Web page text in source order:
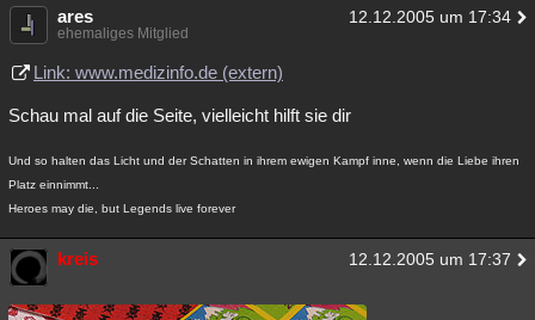
Lesenswert
ares 12.12.2005 um 17:34
ehemaliges Mitglied
Link: www.medizinfo.de (extern)
Schau mal auf die Seite, vielleicht hilft sie dir
Und so halten das Licht und der Schatten in ihrem ewigen Kampf inne, wenn die Liebe ihren
Platz einnimmt...
Heroes may die, but Legends live forever
kreis 12.12.2005 um 17:37